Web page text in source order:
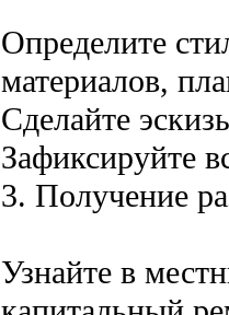
Определите
материалов,
Сделайте
Зафиксируйте
3. Получение
Узнайте в